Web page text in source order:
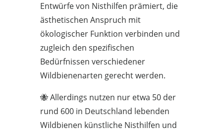
Entwürfe von Nisthilfen prämiert, die
ästhetischen Anspruch mit
ökologischer Funktion verbinden und
zugleich den spezifischen
Bedürfnissen verschiedener
Wildbienenarten gerecht werden.
🐝 Allerdings nutzen nur etwa 50 der
rund 600 in Deutschland lebenden
Wildbienen künstliche Nisthilfen und